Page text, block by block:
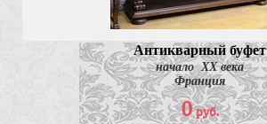
Антикварный буфет
начало ХХ века
Франция
0 руб.